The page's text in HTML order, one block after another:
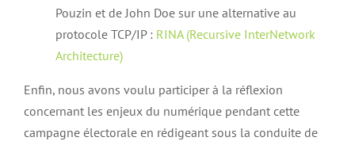
Pouzin et de John Doe sur une alternative au
protocole TCP/IP : RINA (Recursive InterNetwork
Architecture)
Enfin, nous avons voulu participer à la réflexion
concernant les enjeux du numérique pendant cette
campagne électorale en rédigeant sous la conduite de